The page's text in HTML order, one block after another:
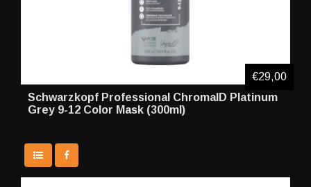
Schwarzkopf Professional ChromaID Platinum
Grey 9-12 Color Mask (300ml)
€29,00